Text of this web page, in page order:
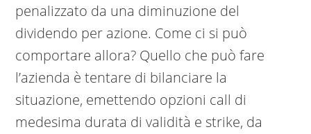
penalizzato da una diminuzione del
dividendo per azione. Come ci si può
comportare allora? Quello che può fare
l’azienda è tentare di bilanciare la
situazione, emettendo opzioni call di
medesima durata di validità e strike, da